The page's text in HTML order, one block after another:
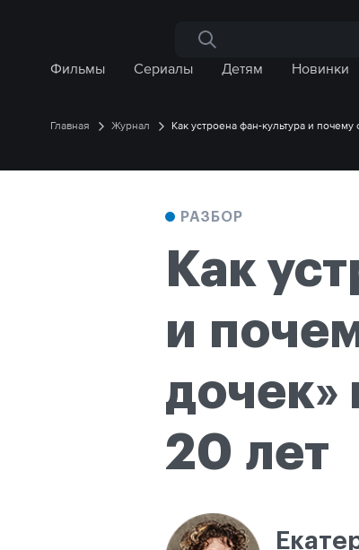
Поиск по сайту
Фильмы Сериалы Детям Новинки
Главная Журнал Как устроена фан-культура и
РАЗБОР
Как
и
дочек»
20 лет